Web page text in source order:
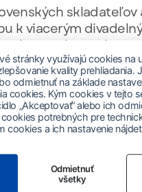
k viacerým
v Slovenskom
medzi
Idiota, Všichni
SOZA a jej členom
stránky využívajú cookies na
kvality prehliadania.
odmietnuť na základe
cookies. Kým cookies v tejto
„Akceptovať“ alebo ich
potrebných pre
cookies a ich nastavenie
Odmietnuť
všetky